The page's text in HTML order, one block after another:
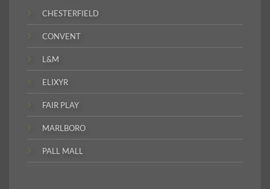
CHESTERFIELD
CONVENT
L&M
ELIXYR
FAIR PLAY
MARLBORO
PALL MALL